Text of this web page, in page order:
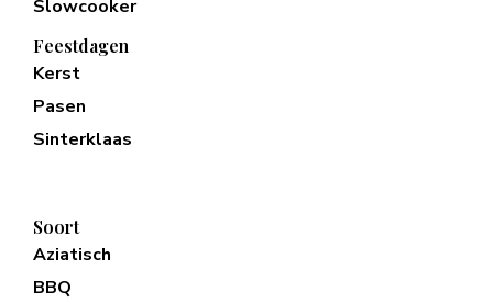
Slowcooker
Feestdagen
Kerst
Pasen
Sinterklaas
Soort
Aziatisch
BBQ